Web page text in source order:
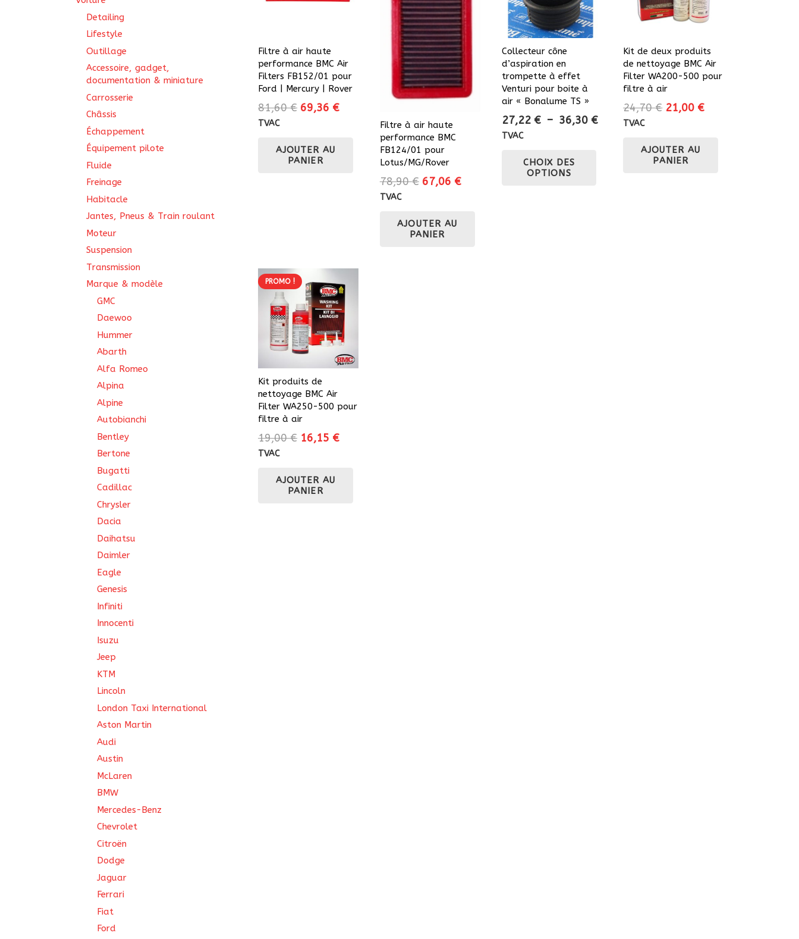
Filtre à air haute
performance BMC Air
Filters FB152/01 pour
Ford | Mercury | Rover
81,60€ Le
était :
81,60 €.
69,36 €Le
69,36 €.
TVAC
AJOUTER AU
PANIER
Filtre à air haute
performance BMC
FB124/01 pour
Lotus/MG/Rover
78,90€ Le
était :
78,90 €.
67,06 €Le
TVAC
AJOUTER AU
PANIER
Collecteur cône
d’aspiration en
trompette à effet
Venturi pour boite à
air « Bonalume TS »
27,22 € – 36,30 €Plage
TVAC
CHOIX DES
OPTIONS
Kit de deux produits
de nettoyage BMC Air
Filter WA200-500 pour
filtre à air
24,70€ Le
était :
24,70 €.
21,00 €Le
TVAC
AJOUTER AU
PANIER
PROMO !
Kit produits de
nettoyage BMC Air
Filter WA250-500 pour
filtre à air
19,00€ Le
était :
19,00 €.
16,15 €Le
TVAC
AJOUTER AU
PANIER
Detailing
Lifestyle
Outillage
Accessoire, gadget,
documentation & miniature
Carrosserie
Châssis
Échappement
Équipement pilote
Fluide
Freinage
Habitacle
Jantes, Pneus & Train roulant
Moteur
Suspension
Transmission
Marque & modèle
GMC
Daewoo
Hummer
Abarth
Alfa Romeo
Alpina
Alpine
Autobianchi
Bentley
Bertone
Bugatti
Cadillac
Chrysler
Dacia
Daihatsu
Daimler
Eagle
Genesis
Infiniti
Innocenti
Isuzu
Jeep
KTM
Lincoln
London Taxi International
Aston Martin
Audi
Austin
McLaren
BMW
Mercedes-Benz
Chevrolet
Citroën
Dodge
Jaguar
Ferrari
Fiat
Ford